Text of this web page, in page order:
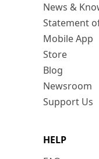
News &
Statement
Mobile App
Store
Blog
Newsroom
Support Us
HELP